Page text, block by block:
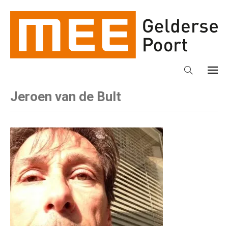
Jeroen van de Bult